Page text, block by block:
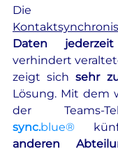
Daten
verhindert
zeigt sich sehr
Lösung. Mit dem
sync.blue®
anderen